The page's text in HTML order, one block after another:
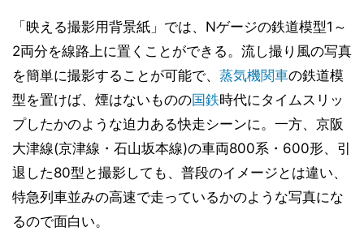
「映える撮影用背景紙」では、Nゲージの鉄道模型1～
2両分を線路上に置くことができる。流し撮り風の写真
を簡単に撮影することが可能で、 蒸気機関車の鉄道模
型を置けば、煙はないものの国鉄時代にタイムスリッ
プしたかのような迫力ある快走シーンに。一方、京阪
大津線(京津線・石山坂本線)の車両800系・600形、引
退した80型と撮影しても、普段のイメージとは違い、
特急列車並みの高速で走っているかのような写真にな
るので面白い。